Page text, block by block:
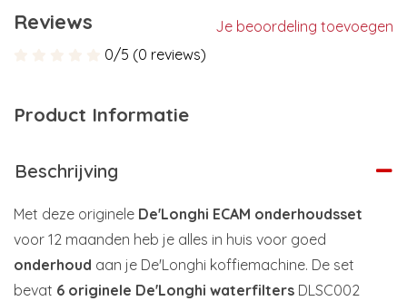
Reviews
Je beoordeling toevoegen
0/5 (0 reviews)
Product Informatie
Beschrijving
Met deze originele De'Longhi ECAM onderhoudsset
voor 12 maanden heb je alles in huis voor goed
onderhoud aan je De'Longhi koffiemachine. De set
bevat 6 originele De'Longhi waterfilters DLSC002